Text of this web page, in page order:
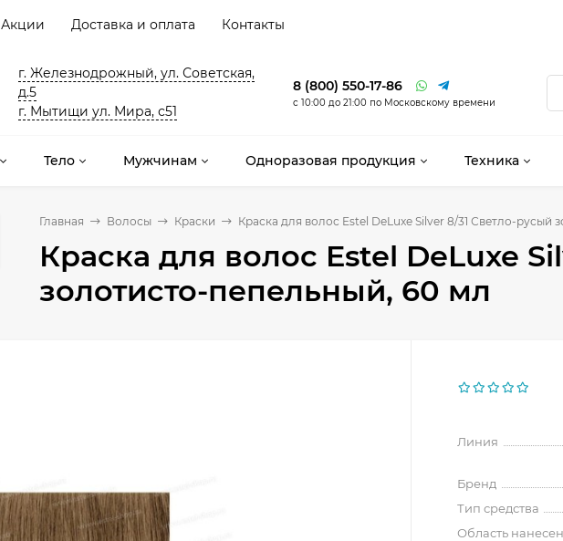
Акции Доставка и оплата Контакты
г. Железнодрожный, ул. Советская,
д.5
г. Мытищи ул. Мира, с51
8 (800) 550-17-86
с 10:00 до 21:00 по Московскому времени
Тело Мужчинам Одноразовая продукция Техника
Главная Волосы Краски Краска для волос Estel DeLuxe Silver 8/31 Светло-русый
Краска для волос Estel DeLuxe
золотисто-пепельный, 60 мл
Линия
Бренд
Тип средства
Область